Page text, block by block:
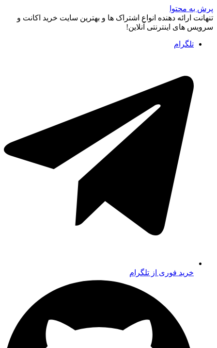
پرش به محتوا
تنهانت ارائه دهنده انواع اشتراک ها و بهترین سایت خرید اکانت و
سرویس های اینترنتی آنلاین!
تلگرام
خرید فوری از تلگرام